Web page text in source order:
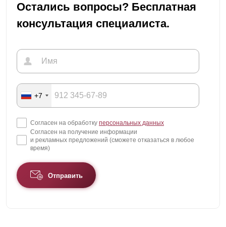
Остались вопросы? Бесплатная
консультация специалиста.
+7
Согласен на обработку персональных данных
Согласен на получение информации
и рекламных предложений (сможете отказаться в любое
время)
Отправить